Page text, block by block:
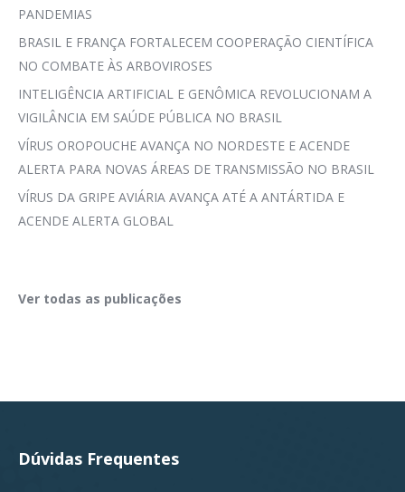
PANDEMIAS
BRASIL E FRANÇA FORTALECEM COOPERAÇÃO CIENTÍFICA
NO COMBATE ÀS ARBOVIROSES
INTELIGÊNCIA ARTIFICIAL E GENÔMICA REVOLUCIONAM A
VIGILÂNCIA EM SAÚDE PÚBLICA NO BRASIL
VÍRUS OROPOUCHE AVANÇA NO NORDESTE E ACENDE
ALERTA PARA NOVAS ÁREAS DE TRANSMISSÃO NO BRASIL
VÍRUS DA GRIPE AVIÁRIA AVANÇA ATÉ A ANTÁRTIDA E
ACENDE ALERTA GLOBAL
Ver todas as publicações
Dúvidas Frequentes